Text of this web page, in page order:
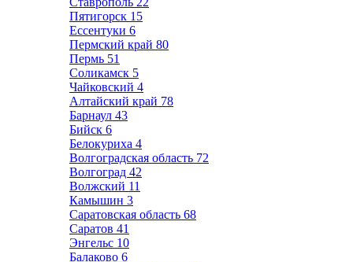
Пятигорск 15
Ессентуки 6
Пермский край 80
Пермь 51
Соликамск 5
Чайковский 4
Алтайский край 78
Барнаул 43
Бийск 6
Белокуриха 4
Волгоградская область 72
Волгоград 42
Волжский 11
Камышин 3
Саратовская область 68
Саратов 41
Энгельс 10
Балаково 6